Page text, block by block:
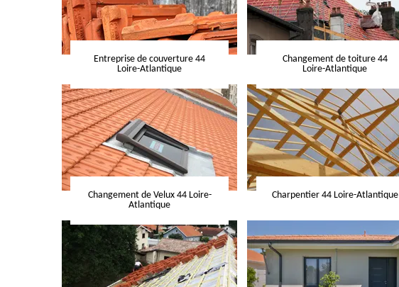
Entreprise de couverture 44
Loire-Atlantique
Changement de toiture 44
Loire-Atlantique
Changement de Velux 44 Loire-
Atlantique
Charpentier 44 Loire-Atlantique